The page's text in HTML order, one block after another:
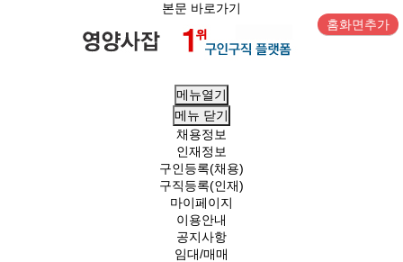
본문 바로가기
홈화면추가
메뉴열기
메뉴 닫기
채용정보
인재정보
구인등록(채용)
구직등록(인재)
마이페이지
이용안내
공지사항
임대/매매